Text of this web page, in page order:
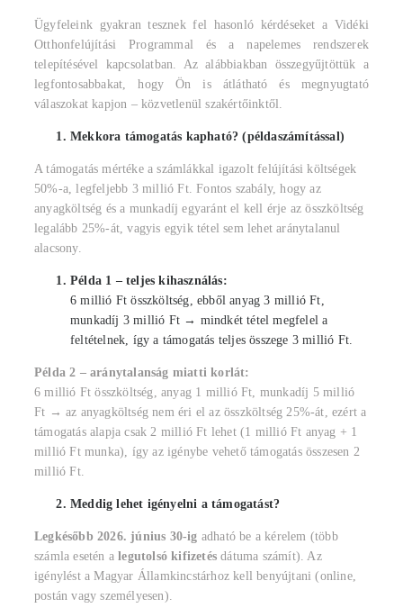
Ügyfeleink gyakran tesznek fel hasonló kérdéseket a Vidéki
Otthonfelújítási Programmal és a napelemes rendszerek
telepítésével kapcsolatban. Az alábbiakban összegyűjtöttük a
legfontosabbakat, hogy Ön is átlátható és megnyugtató
válaszokat kapjon – közvetlenül szakértőinktől.
Mekkora támogatás kapható? (példaszámítással)
A támogatás mértéke a számlákkal igazolt felújítási költségek
50%-a, legfeljebb 3 millió Ft. Fontos szabály, hogy az
anyagköltség és a munkadíj egyaránt el kell érje az összköltség
legalább 25%-át, vagyis egyik tétel sem lehet aránytalanul
alacsony.
Példa 1 – teljes kihasználás:
6 millió Ft összköltség, ebből anyag 3 millió Ft,
munkadíj 3 millió Ft → mindkét tétel megfelel a
feltételnek, így a támogatás teljes összege 3 millió Ft.
Példa 2 – aránytalanság miatti korlát:
6 millió Ft összköltség, anyag 1 millió Ft, munkadíj 5 millió
Ft → az anyagköltség nem éri el az összköltség 25%-át, ezért a
támogatás alapja csak 2 millió Ft lehet (1 millió Ft anyag + 1
millió Ft munka), így az igénybe vehető támogatás összesen 2
millió Ft.
Meddig lehet igényelni a támogatást?
Legkésőbb 2026. június 30-ig adható be a kérelem (több
számla esetén alegutolsó kifizetés dátuma számít). Az
igénylést a Magyar Államkincstárhoz kell benyújtani (online,
postán vagy személyesen).